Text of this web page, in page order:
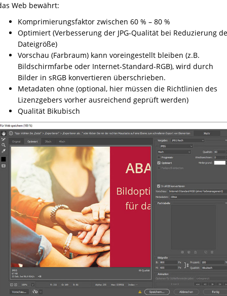
Web bewährt:
Komprimierungsfaktor zwischen 60 % – 80 %
Optimiert (Verbesserung der JPG-Qualität bei Reduzierung
Dateigröße)
Vorschau (Farbraum) kann voreingestellt bleiben (z.B.
Bildschirmfarbe oder Internet-Standard-RGB), wird durch
Bilder in sRGB konvertieren überschrieben.
Metadaten ohne (optional, hier müssen die Richtlinien des
Lizenzgebers vorher ausreichend geprüft werden)
Qualität Bikubisch